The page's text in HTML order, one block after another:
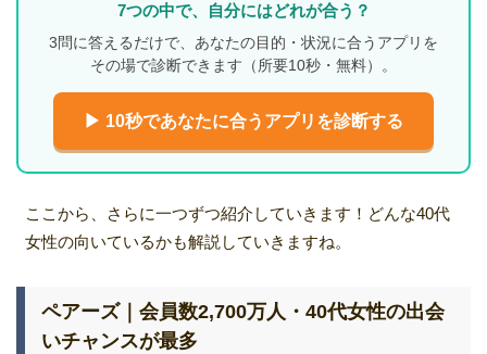
7つの中で、自分にはどれが合う？
3問に答えるだけで、あなたの目的・状況に合うアプリを
その場で診断できます（所要10秒・無料）。
▶ 10秒であなたに合うアプリを診断する
ここから、さらに一つずつ紹介していきます！どんな40代
女性の向いているかも解説していきますね。
ペアーズ｜会員数2,700万人・40代女性の出会
いチャンスが最多